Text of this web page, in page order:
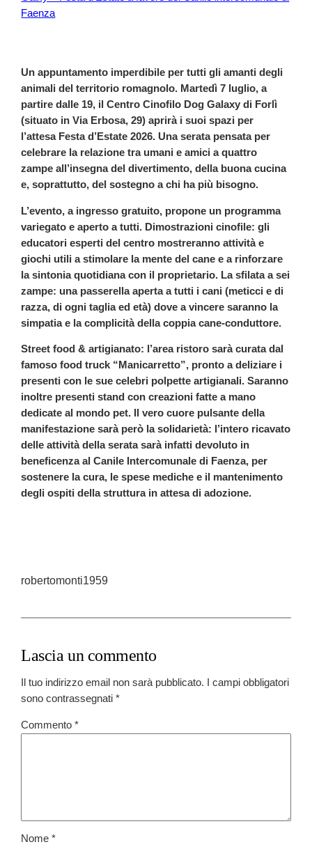
Un appuntamento imperdibile per tutti gli amanti degli
animali del territorio romagnolo. Martedì 7 luglio, a
partire dalle 19, il Centro Cinofilo Dog Galaxy di Forlì
(situato in Via Erbosa, 29) aprirà i suoi spazi per
l’attesa Festa d’Estate 2026. Una serata pensata per
celebrare la relazione tra umani e amici a quattro
zampe all’insegna del divertimento, della buona cucina
e, soprattutto, del sostegno a chi ha più bisogno.
L’evento, a ingresso gratuito, propone un programma
variegato e aperto a tutti. Dimostrazioni cinofile: gli
educatori esperti del centro mostreranno attività e
giochi utili a stimolare la mente del cane e a rinforzare
la sintonia quotidiana con il proprietario. La sfilata a sei
zampe: una passerella aperta a tutti i cani (meticci e di
razza, di ogni taglia ed età) dove a vincere saranno la
simpatia e la complicità della coppia cane-conduttore.
Street food & artigianato: l’area ristoro sarà curata dal
famoso food truck “Manicarretto”, pronto a deliziare i
presenti con le sue celebri polpette artigianali. Saranno
inoltre presenti stand con creazioni fatte a mano
dedicate al mondo pet. Il vero cuore pulsante della
manifestazione sarà però la solidarietà: l’intero ricavato
delle attività della serata sarà infatti devoluto in
beneficenza al Canile Intercomunale di Faenza, per
sostenere la cura, le spese mediche e il mantenimento
degli ospiti della struttura in attesa di adozione.
robertomonti1959
Lascia un commento
Il tuo indirizzo email non sarà pubblicato.
I campi obbligatori
sono contrassegnati*
Commento*
Nome*